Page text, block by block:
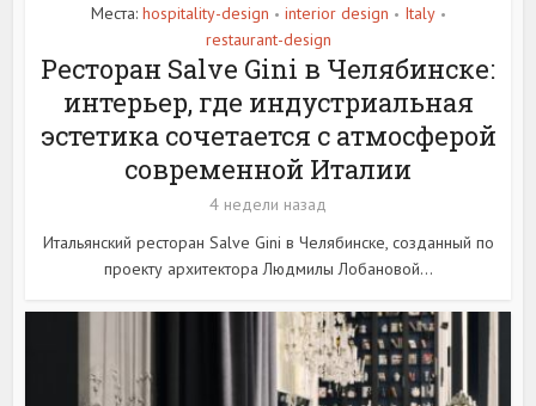
Места: hospitality-design • interior design • Italy •
restaurant-design
Ресторан Salve Gini в Челябинске:
интерьер, где индустриальная
эстетика сочетается с атмосферой
современной Италии
4 недели назад
Итальянский ресторан Salve Gini в Челябинске, созданный по
проекту архитектора Людмилы Лобановой...